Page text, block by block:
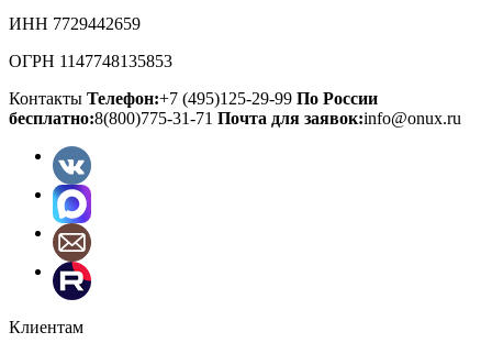
ИНН 7729442659
ОГРН 1147748135853
Контакты Телефон:+7 (495)125-29-99 По России
бесплатно:8(800)775-31-71 Почта для заявок:info@onux.ru
Клиентам